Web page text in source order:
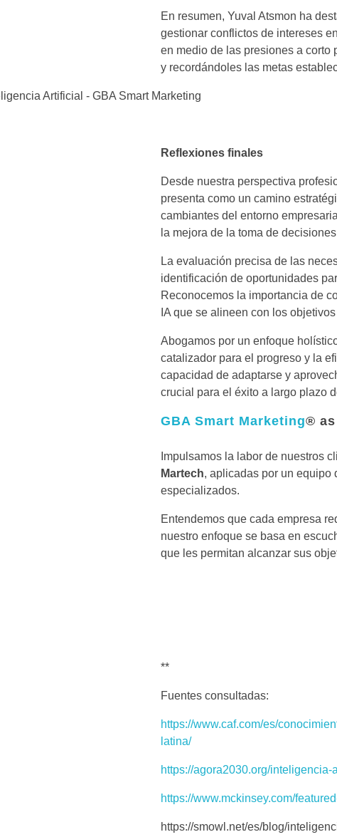
En resumen, Yuval Atsmon ha
gestionar conflictos de intereses
en medio de las presiones a corto
y recordándoles las metas
Reflexiones finales
Desde nuestra perspectiva
presenta como un camino
cambiantes del entorno
la mejora de la toma de
La evaluación precisa de las
identificación de oportunidades
Reconocemos la importancia de
IA que se alineen con los
Abogamos por un enfoque
catalizador para el progreso y la
capacidad de adaptarse y
crucial para el éxito a largo plazo
GBA Smart Marketing® as
Impulsamos la labor de nuestros
Martech, aplicadas por un equipo
especializados.
Entendemos que cada empresa
nuestro enfoque se basa en
que les permitan alcanzar sus
**
Fuentes consultadas:
https://www.caf.com/es/
latina/
https://agora2030.org/
https://www.mckinsey.com/
https://smowl.net/es/blog/